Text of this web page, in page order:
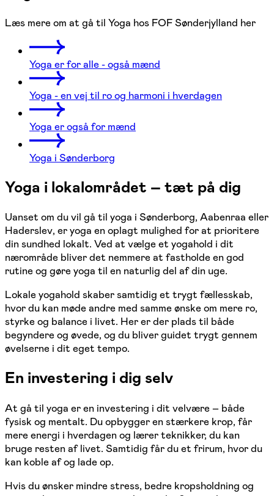
Læs mere om at gå til Yoga hos FOF Sønderjylland her
Yoga er for alle - også mænd
Yoga - en vej til ro og harmoni i hverdagen
Yoga er også for mænd
Yoga i Sønderborg
Yoga i lokalområdet – tæt på dig
Uanset om du vil gå til yoga i Sønderborg, Aabenraa eller
Haderslev, er yoga en oplagt mulighed for at prioritere
din sundhed lokalt. Ved at vælge et yogahold i dit
nærområde bliver det nemmere at fastholde en god
rutine og gøre yoga til en naturlig del af din uge.
Lokale yogahold skaber samtidig et trygt fællesskab,
hvor du kan møde andre med samme ønske om mere ro,
styrke og balance i livet. Her er der plads til både
begyndere og øvede, og du bliver guidet trygt gennem
øvelserne i dit eget tempo.
En investering i dig selv
At gå til yoga er en investering i dit velvære – både
fysisk og mentalt. Du opbygger en stærkere krop, får
mere energi i hverdagen og lærer teknikker, du kan
bruge resten af livet. Samtidig får du et frirum, hvor du
kan koble af og lade op.
Hvis du ønsker mindre stress, bedre kropsholdning og